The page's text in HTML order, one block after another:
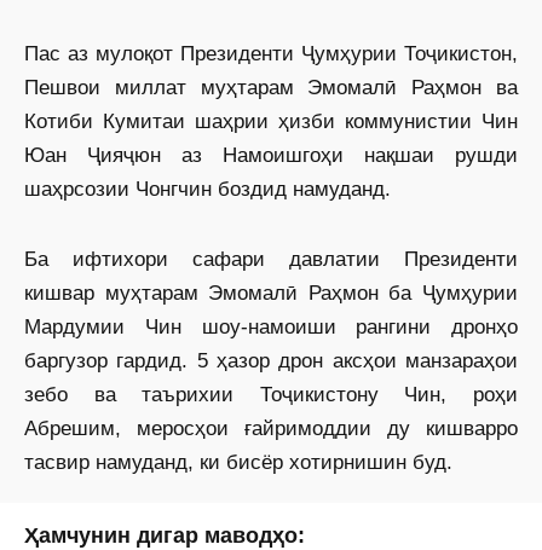
Пас аз мулоқот Президенти Ҷумҳурии Тоҷикистон,
Пешвои миллат муҳтарам Эмомалӣ Раҳмон ва
Котиби Кумитаи шаҳрии ҳизби коммунистии Чин
Юан Ҷияҷюн аз Намоишгоҳи нақшаи рушди
шаҳрсозии Чонгчин боздид намуданд.
Ба ифтихори сафари давлатии Президенти
кишвар муҳтарам Эмомалӣ Раҳмон ба Ҷумҳурии
Мардумии Чин шоу-намоиши рангини дронҳо
баргузор гардид. 5 ҳазор дрон аксҳои манзараҳои
зебо ва таърихии Тоҷикистону Чин, роҳи
Абрешим, меросҳои ғайримоддии ду кишварро
тасвир намуданд, ки бисёр хотирнишин буд.
Ҳамчунин дигар маводҳо: